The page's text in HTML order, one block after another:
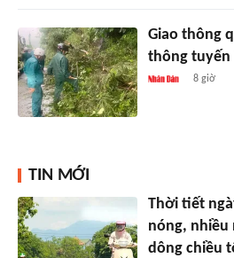
Giao thông
thông tuyến
8 giờ
TIN MỚI
Thời tiết
nóng, nhiều
dông chiều